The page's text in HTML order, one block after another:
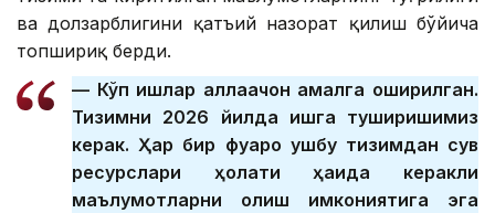
ва долзарблигини қатъий назорат қилиш бўйича
топшириқ берди.
— Кўп ишлар аллақачон амалга оширилган.
Тизимни 2026 йилда ишга туширишимиз
керак. Ҳар бир фуқаро ушбу тизимдан сув
ресурслари ҳолати ҳақида керакли
маълумотларни олиш имкониятига эга